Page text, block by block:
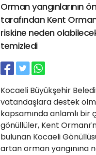
Orman yangınlarının
tarafından Kent
riskine neden
temizledi
Kocaeli Büyükşehir
vatandaşlara destek
kapsamında anlamlı bir
gönüllüler, Kent
bulunan Kocaeli
artan orman yangınına